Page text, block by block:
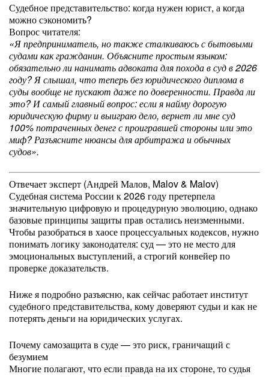
Судебное представительство: когда нужен юрист, а когда
можно сэкономить?
Вопрос читателя:
«Я предприниматель, но также сталкиваюсь с бытовыми
судами как гражданин. Объясните простым языком:
обязательно ли нанимать адвоката для похода в суд в 2026
году? Я слышал, что теперь без юридического диплома в
суды вообще не пускают даже по доверенности. Правда ли
это? И самый главный вопрос: если я найму дорогую
юридическую фирму и выиграю дело, вернет ли мне суд
100% потраченных денег с проигравшей стороны или это
миф? Разъясните нюансы для арбитража и обычных
судов».
Отвечает эксперт (Андрей Малов, Malov & Malov)
Судебная система России к 2026 году претерпела
значительную цифровую и процедурную эволюцию, однако
базовые принципы защиты прав остались неизменными.
Чтобы разобраться в хаосе процессуальных кодексов, нужно
понимать логику законодателя: суд — это не место для
эмоциональных выступлений, а строгий конвейер по
проверке доказательств.
Ниже я подробно разъясню, как сейчас работает институт
судебного представительства, кому доверяют судьи и как не
потерять деньги на юридических услугах.
Почему самозащита в суде — это риск, граничащий с
безумием
Многие полагают, что если правда на их стороне, то судья